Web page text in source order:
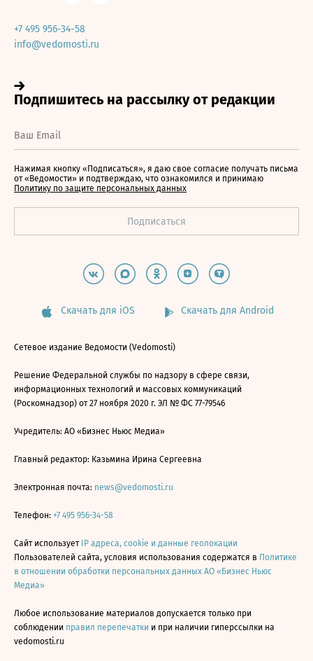
+7 495 956-34-58
info@vedomosti.ru
Нажимая кнопку «Подписаться», я даю свое согласие получать письма
от «Ведомости» и подтверждаю, что ознакомился и принимаю
Политику по защите персональных данных
Скачать для iOS Скачать для Android
Сетевое издание Ведомости (Vedomosti)
Решение Федеральной службы по надзору в сфере связи,
информационных технологий и массовых коммуникаций
(Роскомнадзор) от 27 ноября 2020 г. ЭЛ № ФС 77-79546
Учредитель: АО «Бизнес Ньюс Медиа»
Главный редактор: Казьмина Ирина Сергеевна
Электронная почта: news@vedomosti.ru
Телефон: +7 495 956-34-58
Сайт использует IP адреса, cookie и данные геолокации
Пользователей сайта, условия использования содержатся в Политике
в отношении обработки персональных данных АО «Бизнес Ньюс
Медиа»
Любое использование материалов допускается только при
соблюдении правил перепечатки и при наличии гиперссылки на
vedomosti.ru